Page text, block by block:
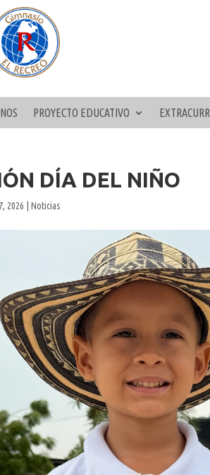
PROYECTO EDUCATIVO
DÍA DEL NIÑO
2026 |Noticias